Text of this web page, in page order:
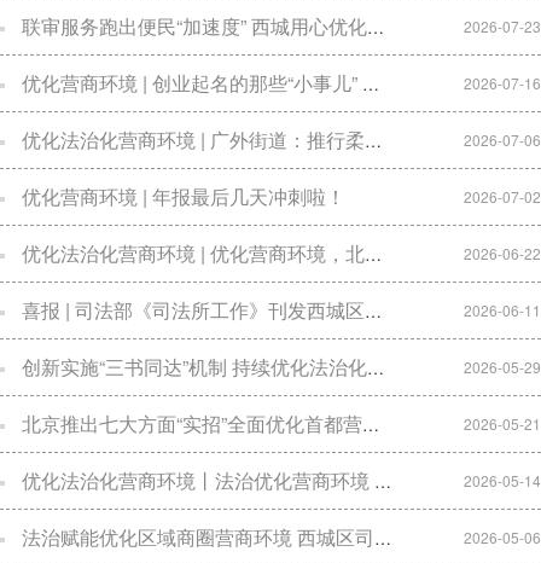
联审服务跑出便民“加速度” 西城用心优化辖区营商环境 2026-07-23
优化营商环境 | 创业起名的那些“小事儿” 行政区划名称使用规则 2026-07-16
优化法治化营商环境 | 广外街道：推行柔性执法有温度 护航市场主体有力度 2026-07-06
优化营商环境 | 年报最后几天冲刺啦！ 2026-07-02
优化法治化营商环境 | 优化营商环境，北京市发布“十大行动”！ 2026-06-22
喜报 | 司法部《司法所工作》刊发西城区司法局法治化举措优化营商环境工作经验 2026-06-11
创新实施“三书同达”机制 持续优化法治化营商环境 2026-05-29
北京推出七大方面“实招”全面优化首都营商环境 2026-05-21
优化法治化营商环境丨法治优化营商环境 护航企业健康成长 2026-05-14
法治赋能优化区域商圈营商环境 西城区司法局联合陶然亭街道探索中小微企业法律服务新模式 2026-05-06